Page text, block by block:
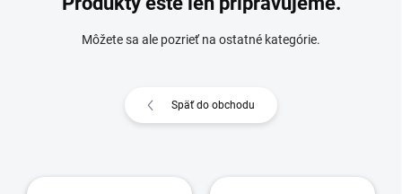
Môžete sa ale pozrieť na ostatné kategórie.
Späť do obchodu